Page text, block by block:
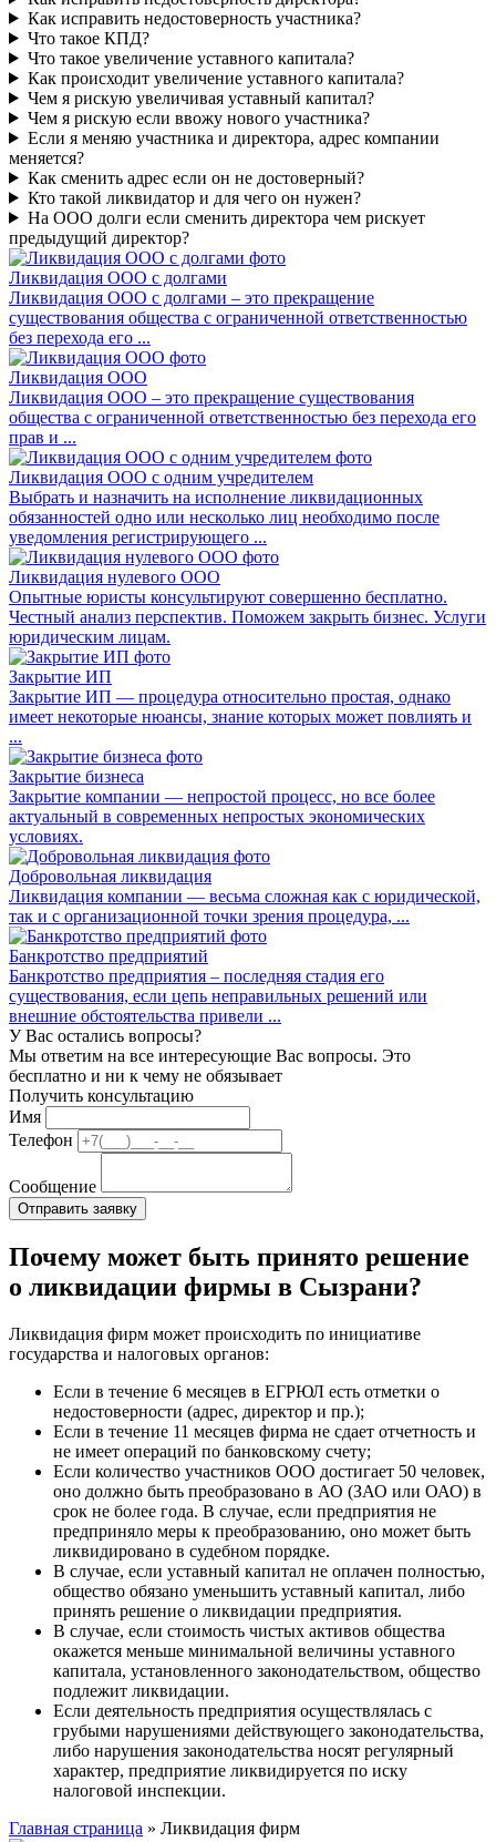
Как исправить недостоверность участника?
Что такое КПД?
Что такое увеличение уставного капитала?
Как происходит увеличение уставного капитала?
Чем я рискую увеличивая уставный капитал?
Чем я рискую если ввожу нового участника?
Если я меняю участника и директора, адрес компании
меняется?
Как сменить адрес если он не достоверный?
Кто такой ликвидатор и для чего он нужен?
На ООО долги если сменить директора чем рискует
предыдущий директор?
Ликвидация ООО с долгами
Ликвидация ООО с долгами – это прекращение
существования общества с ограниченной ответственностью
без перехода его ...
Ликвидация ООО
Ликвидация ООО – это прекращение существования
общества с ограниченной ответственностью без перехода его
прав и ...
Ликвидация ООО с одним учредителем
Выбрать и назначить на исполнение ликвидационных
обязанностей одно или несколько лиц необходимо после
уведомления регистрирующего ...
Ликвидация нулевого ООО
Опытные юристы консультируют совершенно бесплатно.
Честный анализ перспектив. Поможем закрыть бизнес. Услуги
юридическим лицам.
Закрытие ИП
Закрытие ИП — процедура относительно простая, однако
имеет некоторые нюансы, знание которых может повлиять и
...
Закрытие бизнеса
Закрытие компании — непростой процесс, но все более
актуальный в современных непростых экономических
условиях.
Добровольная ликвидация
Ликвидация компании — весьма сложная как с юридической,
так и с организационной точки зрения процедура, ...
Банкротство предприятий
Банкротство предприятия – последняя стадия его
существования, если цепь неправильных решений или
внешние обстоятельства привели ...
У Вас остались вопросы?
Мы ответим на все интересующие Вас вопросы. Это
бесплатно и ни к чему не обязывает
Получить консультацию
Имя
Телефон
Сообщение
Почему может быть принято решение
о ликвидации фирмы в Сызрани?
Ликвидация фирм может происходить по инициативе
государства и налоговых органов:
Если в течение 6 месяцев в ЕГРЮЛ есть отметки о
недостоверности (адрес, директор и пр.);
Если в течение 11 месяцев фирма не сдает отчетность и
не имеет операций по банковскому счету;
Если количество участников ООО достигает 50 человек,
оно должно быть преобразовано в АО (ЗАО или ОАО) в
срок не более года. В случае, если предприятия не
предприняло меры к преобразованию, оно может быть
ликвидировано в судебном порядке.
В случае, если уставный капитал не оплачен полностью,
общество обязано уменьшить уставный капитал, либо
принять решение о ликвидации предприятия.
В случае, если стоимость чистых активов общества
окажется меньше минимальной величины уставного
капитала, установленного законодательством, общество
подлежит ликвидации.
Если деятельность предприятия осуществлялась с
грубыми нарушениями действующего законодательства,
либо нарушения законодательства носят регулярный
характер, предприятие ликвидируется по иску
налоговой инспекции.
Главная страница » Ликвидация фирм